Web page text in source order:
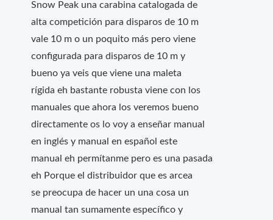
Snow Peak una carabina catalogada de
alta competición para disparos de 10 m
vale 10 m o un poquito más pero viene
configurada para disparos de 10 m y
bueno ya veis que viene una maleta
rígida eh bastante robusta viene con los
manuales que ahora los veremos bueno
directamente os lo voy a enseñar manual
en inglés y manual en español este
manual eh permítanme pero es una pasada
eh Porque el distribuidor que es arcea
se preocupa de hacer un una cosa un
manual tan sumamente específico y